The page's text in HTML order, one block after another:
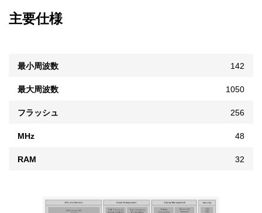
主要仕様
最小周波数 142
最大周波数 1050
フラッシュ 256
MHz 48
RAM 32